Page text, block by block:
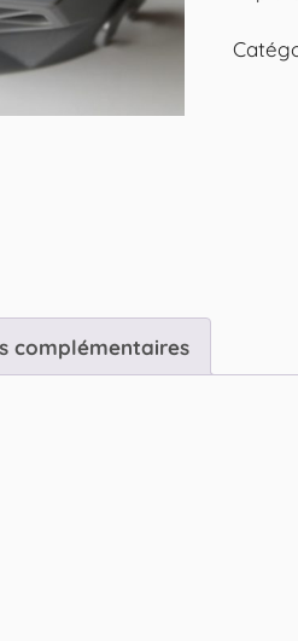
complémentaires